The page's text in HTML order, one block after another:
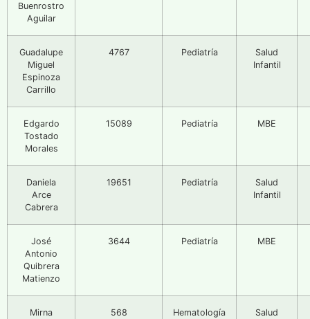
Buenrostro
Aguilar
Guadalupe
Miguel
Espinoza
Carrillo
4767 Pediatría
Salud
Infantil
Edgardo
Tostado
Morales
15089 Pediatría MBE
Daniela
Arce
Cabrera
19651 Pediatría
Salud
Infantil
José
Antonio
Quibrera
Matienzo
3644 Pediatría MBE
Mirna
568 Hematología
Salud